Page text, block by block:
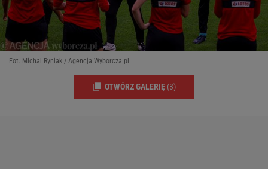
Fot. Michal Ryniak / Agencja Wyborcza.pl
OTWÓRZ GALERIĘ (3)